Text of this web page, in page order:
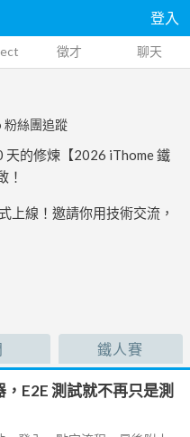
登入
徵才 聊天
粉絲團追蹤
天的修煉【2026 iThome 鐵
！
上線！邀請你用技術交流，
鐵人賽
E2E 測試就不再只是測